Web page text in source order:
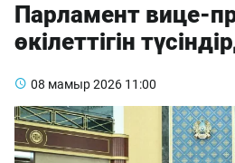
Парламент вице-
өкілеттігін
08 мамыр 2026 11:00